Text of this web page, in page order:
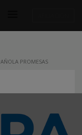
PROMESAS
EN SIERRA